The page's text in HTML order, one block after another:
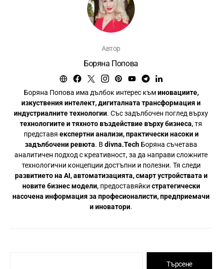
Автор
Боряна Попова
Боряна Попова има дълбок интерес къминовациите,
изкуствения интелект, дигиталната трансформация и
индустриалните технологии. Със задълбочен поглед върху
технологиите и тяхното въздействие върху бизнеса, тя
представя експертни анализи, практически насоки и
задълбочени ревюта. В divna.Tech Боряна съчетава
аналитичен подход с креативност, за да направи сложните
технологични концепции достъпни и полезни. Тя следи
развитието на AI, автоматизацията, смарт устройствата и
новите бизнес модели, предоставяйки стратегически
насочена информация за професионалисти, предприемачи
и иноватори.
Търсене